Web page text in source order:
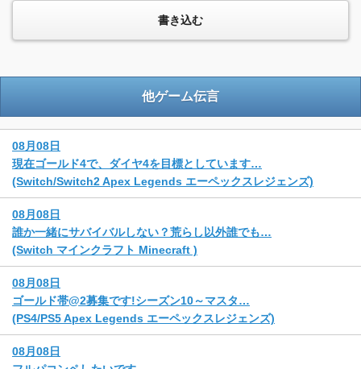
他ゲーム伝言
08月08日
現在ゴールド4で、ダイヤ4を目標としています…
(Switch/Switch2 Apex Legends エーペックスレジェンズ)
08月08日
誰か一緒にサバイバルしない？荒らし以外誰でも…
(Switch マインクラフト Minecraft )
08月08日
ゴールド帯@2募集です!シーズン10～マスタ…
(PS4/PS5 Apex Legends エーペックスレジェンズ)
08月08日